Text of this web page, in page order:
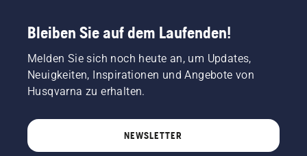
Bleiben Sie auf dem Laufenden!
Melden Sie sich noch heute an, um Updates,
Neuigkeiten, Inspirationen und Angebote von
Husqvarna zu erhalten.
NEWSLETTER